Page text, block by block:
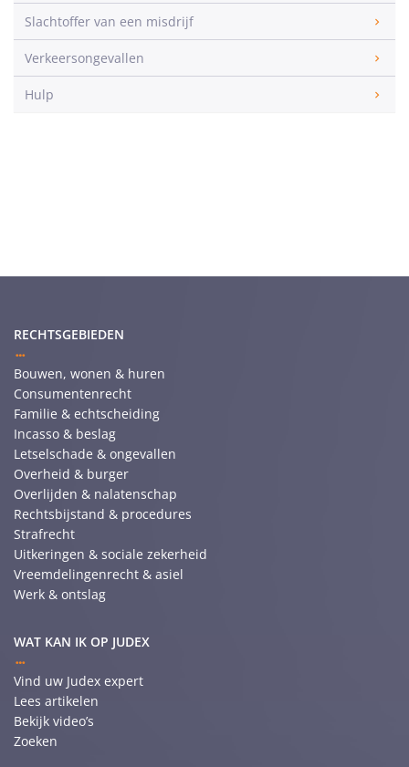
Slachtoffer van een misdrijf
Verkeersongevallen
Hulp
RECHTSGEBIEDEN
Bouwen, wonen & huren
Consumentenrecht
Familie & echtscheiding
Incasso & beslag
Letselschade & ongevallen
Overheid & burger
Overlijden & nalatenschap
Rechtsbijstand & procedures
Strafrecht
Uitkeringen & sociale zekerheid
Vreemdelingenrecht & asiel
Werk & ontslag
WAT KAN IK OP JUDEX
Vind uw Judex expert
Lees artikelen
Bekijk video’s
Zoeken